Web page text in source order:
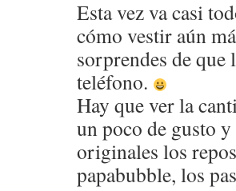
Esta vez va casi
cómo vestir aún
sorprendes de
teléfono.
Hay que ver la
un poco de gusto
originales los
papabubble, los